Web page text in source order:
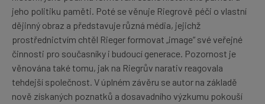
jeho politiku paměti. Poté se věnuje Riegrově péči o vlastní
dějinný obraz a představuje různá média, jejichž
prostřednictvím chtěl Rieger formovat „image“ své veřejné
činnosti pro současníky i budoucí generace. Pozornost je
věnována také tomu, jak na Riegrův narativ reagovala
tehdejší společnost. V úplném závěru se autor na základě
nově získaných poznatků a dosavadního výzkumu pokouší